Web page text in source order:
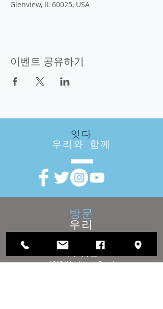
Glenview, IL 60025, USA
이벤트 공유하기
잇다
우리와 함께
방문
우리
1812 Waukegan Road